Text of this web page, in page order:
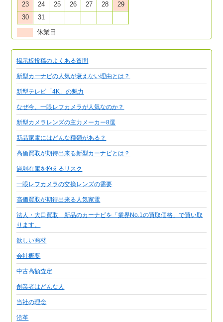
23
24 25 26 27 28
29
30
31
休業日
掲示板投稿のよくある質問
新型カーナビの人気が衰えない理由とは？
新型テレビ「4K」の魅力
なぜ今、一眼レフカメラが人気なのか？
新型カメラレンズの主力メーカー8選
新品家電にはどんな種類がある？
高価買取が期待出来る新型カーナビとは？
過剰在庫を抱えるリスク
一眼レフカメラの交換レンズの需要
高価買取が期待出来る人気家電
法人・大口買取 新品のカーナビを「業界No.1の買取価格」で買い取
ります。
欲しい商材
会社概要
中古高額査定
創業者はどんな人
当社の理念
沿革